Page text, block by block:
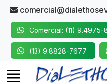
Comercial: (11) 9.4975-
(13) 9.8828-7677